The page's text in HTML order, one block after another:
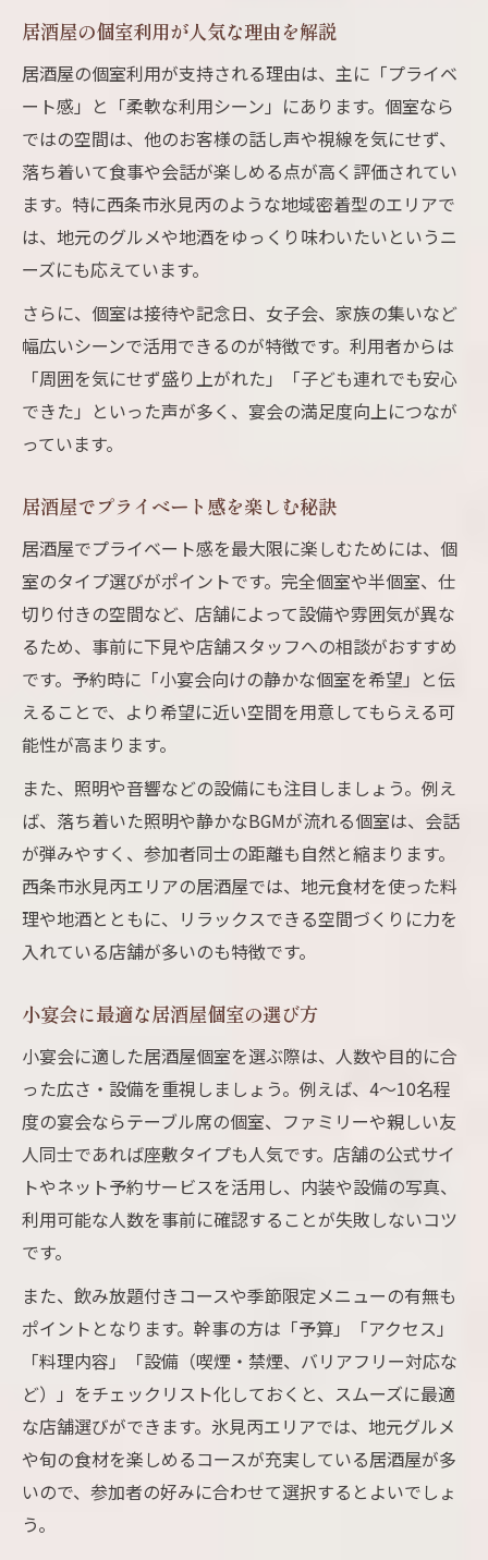
居酒屋の個室利用が人気な理由を解説
居酒屋の個室利用が支持される理由は、主に「プライベ
ート感」と「柔軟な利用シーン」にあります。個室なら
ではの空間は、他のお客様の話し声や視線を気にせず、
落ち着いて食事や会話が楽しめる点が高く評価されてい
ます。特に西条市氷見丙のような地域密着型のエリアで
は、地元のグルメや地酒をゆっくり味わいたいというニ
ーズにも応えています。
さらに、個室は接待や記念日、女子会、家族の集いなど
幅広いシーンで活用できるのが特徴です。利用者からは
「周囲を気にせず盛り上がれた」「子ども連れでも安心
できた」といった声が多く、宴会の満足度向上につなが
っています。
居酒屋でプライベート感を楽しむ秘訣
居酒屋でプライベート感を最大限に楽しむためには、個
室のタイプ選びがポイントです。完全個室や半個室、仕
切り付きの空間など、店舗によって設備や雰囲気が異な
るため、事前に下見や店舗スタッフへの相談がおすすめ
です。予約時に「小宴会向けの静かな個室を希望」と伝
えることで、より希望に近い空間を用意してもらえる可
能性が高まります。
また、照明や音響などの設備にも注目しましょう。例え
ば、落ち着いた照明や静かなBGMが流れる個室は、会話
が弾みやすく、参加者同士の距離も自然と縮まります。
西条市氷見丙エリアの居酒屋では、地元食材を使った料
理や地酒とともに、リラックスできる空間づくりに力を
入れている店舗が多いのも特徴です。
小宴会に最適な居酒屋個室の選び方
小宴会に適した居酒屋個室を選ぶ際は、人数や目的に合
った広さ・設備を重視しましょう。例えば、4～10名程
度の宴会ならテーブル席の個室、ファミリーや親しい友
人同士であれば座敷タイプも人気です。店舗の公式サイ
トやネット予約サービスを活用し、内装や設備の写真、
利用可能な人数を事前に確認することが失敗しないコツ
です。
また、飲み放題付きコースや季節限定メニューの有無も
ポイントとなります。幹事の方は「予算」「アクセス」
「料理内容」「設備（喫煙・禁煙、バリアフリー対応な
ど）」をチェックリスト化しておくと、スムーズに最適
な店舗選びができます。氷見丙エリアでは、地元グルメ
や旬の食材を楽しめるコースが充実している居酒屋が多
いので、参加者の好みに合わせて選択するとよいでしょ
う。